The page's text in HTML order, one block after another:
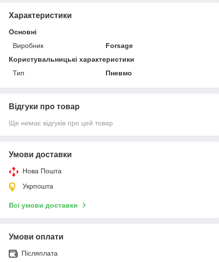
Характеристики
Основні
Виробник
Forsage
Користувальницькі характеристики
Тип
Пневмо
Відгуки про товар
Ще немає відгуків про цей товар
Умови доставки
Нова Пошта
Укрпошта
Всі умови доставки
Умови оплати
Післяплата